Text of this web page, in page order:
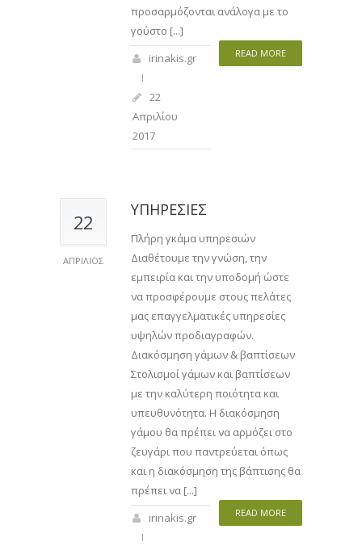
προσαρμόζονται ανάλογα με το
γούστο [...]
READ MORE
irinakis.gr
22
Απριλίου
2017
22
ΑΠΡΊΛΙΟΣ
ΥΠΗΡΕΣΙΕΣ
Πλήρη γκάμα υπηρεσιών
Διαθέτουμε την γνώση, την
εμπειρία και την υποδομή ώστε
να προσφέρουμε στους πελάτες
μας επαγγελματικές υπηρεσίες
υψηλών προδιαγραφών.
Διακόσμηση γάμων & βαπτίσεων
Στολισμοί γάμων και βαπτίσεων
με την καλύτερη ποιότητα και
υπευθυνότητα. Η διακόσμηση
γάμου θα πρέπει να αρμόζει στο
ζευγάρι που παντρεύεται όπως
και η διακόσμηση της βάπτισης θα
πρέπει να [...]
READ MORE
irinakis.gr